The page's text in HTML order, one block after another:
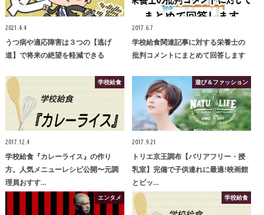
2021.4.4
うつ病や適応障害は３つの【逃げ
道】で将来の絶望を軽減できる
2017.6.7
学校給食関連記事に対する栄養士の
批判コメントにまとめて回答します
学校給食
2017.12.4
学校給食『カレーライス』の作り
方。人気メニューレシピ公開〜元調
理員おすす…
遊び＆ファッション
2017.9.21
トリエ京王調布【バリアフリー・授
乳室】完備で子供連れに最適!映画館
とビッ…
エンタメ 学校給食